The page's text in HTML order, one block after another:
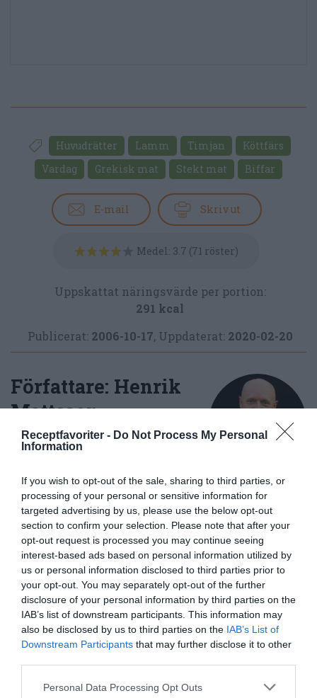
Receptfavoriter - Do Not Process My Personal
Information
If you wish to opt-out of the sale, sharing to third parties, or
processing of your personal or sensitive information for
targeted advertising by us, please use the below opt-out
section to confirm your selection. Please note that after your
opt-out request is processed you may continue seeing
interest-based ads based on personal information utilized by
us or personal information disclosed to third parties prior to
your opt-out. You may separately opt-out of the further
disclosure of your personal information by third parties on the
IAB’s list of downstream participants. This information may
also be disclosed by us to third parties on the IAB’s List of
Downstream Participants that may further disclose it to other
Personal Data Processing Opt Outs
Huvudrätter Lamm Timjan
Köttfärs
Vardag
Grekisk mat Stekt mat Biffar
E-mail Skriv ut
Medel: 3.7 (71 röster)
Uppskattat näringsvärde per portion:
291 kcal
Publicerat: 2006-10-17, Uppdaterat: 2020-02-20
Författare: Henrik
Mattsson
Jag är matskribent samt kock
Måltidsvetenskap från
restauranghögskolan i Grythyttan. På denna sida
delar jag med mig av tusentals olika recept för alla
smaker - noviser som hemmakockar. Alla recept
har jag provlagat, skrivit och fotat så att du ska
kunna laga dem med bästa resultat hemma. Läs mer
om mig .
Tillbehör och liknande:
RECEPT